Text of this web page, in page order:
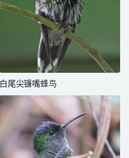
白尾尖镰嘴蜂鸟